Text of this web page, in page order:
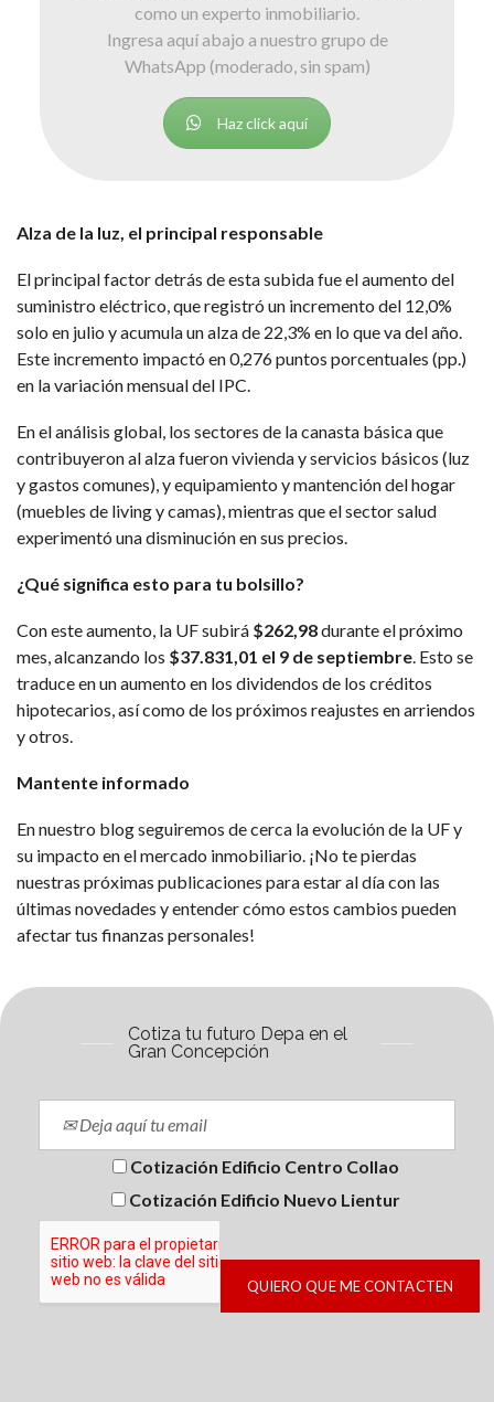
como un experto inmobiliario.
Ingresa aquí abajo a nuestro grupo de
WhatsApp (moderado, sin spam)
Haz click aquí
Alza de la luz, el principal responsable
El principal factor detrás de esta subida fue el aumento del
suministro eléctrico, que registró un incremento del 12,0%
solo en julio y acumula un alza de 22,3% en lo que va del año.
Este incremento impactó en 0,276 puntos porcentuales (pp.)
en la variación mensual del IPC.
En el análisis global, los sectores de la canasta básica que
contribuyeron al alza fueron vivienda y servicios básicos (luz
y gastos comunes), y equipamiento y mantención del hogar
(muebles de living y camas), mientras que el sector salud
experimentó una disminución en sus precios.
¿Qué significa esto para tu bolsillo?
Con este aumento, la UF subirá $262,98durante el próximo
mes, alcanzando los $37.831,01 el 9 de septiembre . Esto se
traduce en un aumento en los dividendos de los créditos
hipotecarios, así como de los próximos reajustes en arriendos
y otros.
Mantente informado
En nuestro blog seguiremos de cerca la evolución de la UF y
su impacto en el mercado inmobiliario. ¡No te pierdas
nuestras próximas publicaciones para estar al día con las
últimas novedades y entender cómo estos cambios pueden
afectar tus finanzas personales!
Cotiza tu futuro Depa en el
Gran Concepción
Cotización Edificio Centro Collao
Cotización Edificio Nuevo Lientur